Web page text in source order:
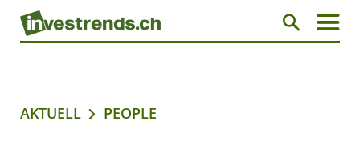
AKTUELL PEOPLE